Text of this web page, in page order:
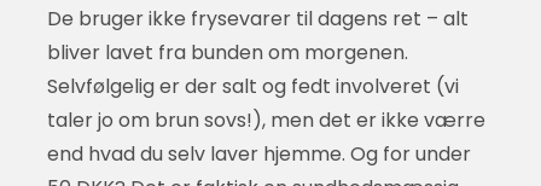
De bruger ikke frysevarer til dagens ret – alt
bliver lavet fra bunden om morgenen.
Selvfølgelig er der salt og fedt involveret (vi
taler jo om brun sovs!), men det er ikke værre
end hvad du selv laver hjemme. Og for under